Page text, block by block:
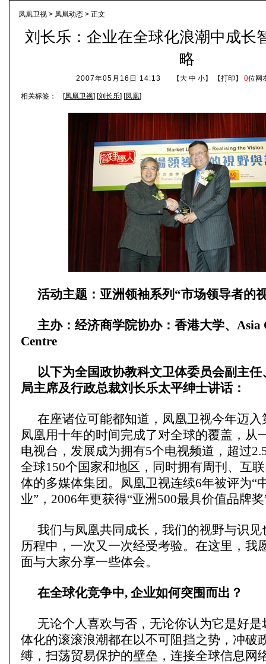
凤凰卫视 > 凤凰动态 > 正文
刘长乐：企业在全球化浪潮中成长
略
2007年05月16日 14:13 【大 中 小】 【打印 】 0位网
相关标签： [凤凰卫视] [刘长乐] [凤凰]
活动主题：亚洲领袖系列“市场领导者的
主办：经济商学院协办：香港大学、Asia
Centre
以下为全国政协教科文卫体委员会副主任
局主席及行政总裁刘长乐太平绅士讲话：
在座诸位可能都知道，凤凰卫视今年迈
凤凰用十年的时间完成了对全球的覆盖，从
电视台，发展成为拥有5个电视频道，超过
全球150个国家和地区，同时拥有周刊、互
体的多媒体集团。凤凰卫视连续6年被评为“
业”，2006年更获得“亚洲500最具价值品牌奖
我们与凤凰共同成长，我们的视野与识
历程中，一次又一次经受考验。在这里，我
面与大家分享一些体会。
在全球化竞争中, 企业如何突围而出？
无论个人喜欢与否，无论你认为它是好
体化的滚滚浪潮都在以不可阻挡之势，冲破
缚，扫荡贸易保护的壁垒，连接全球信息网